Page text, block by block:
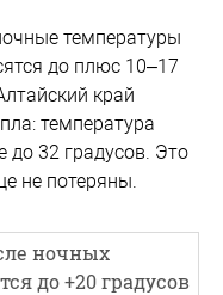
температуры
до плюс 10–17
край
температура
до 32 градусов. Это
не потеряны.
ночных
до +20 градусов